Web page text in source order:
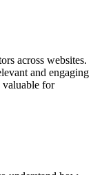
across websites.
and engaging
valuable for